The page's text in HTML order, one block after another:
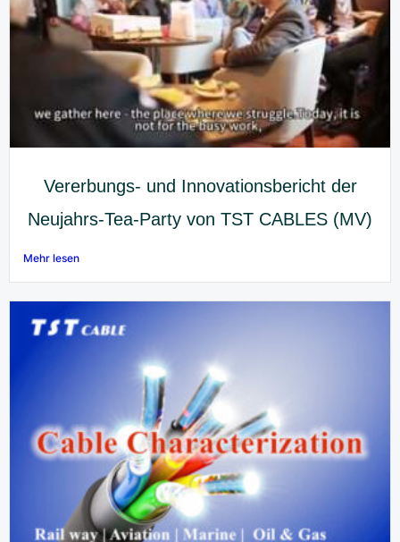
Vererbungs- und Innovationsbericht der
Neujahrs-Tea-Party von TST CABLES (MV)
Mehr lesen